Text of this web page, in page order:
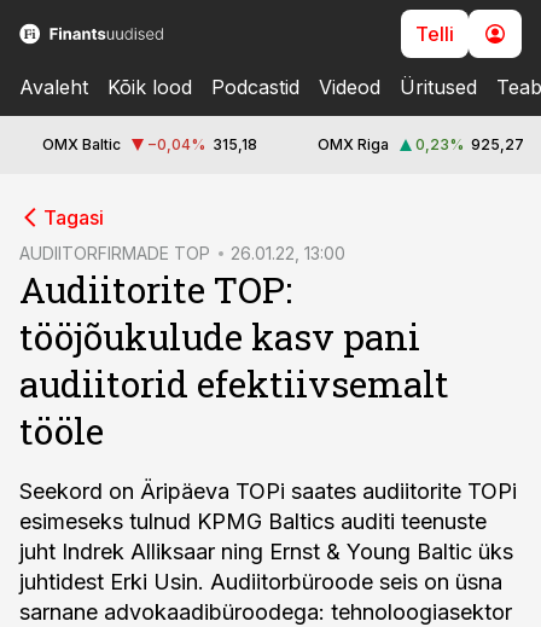
Telli
Avaleht Kõik lood Podcastid Videod Üritused
OMX Baltic −0,04% 315,18 OMX Riga 0,23% 925,27
Tagasi
AUDIITORFIRMADE TOP 26.01.22, 13:00
Audiitorite TOP:
tööjõukulude kasv pani
audiitorid efektiivsemalt
tööle
Seekord on Äripäeva TOPi saates audiitorite TOPi
esimeseks tulnud KPMG Baltics auditi teenuste
juht Indrek Alliksaar ning Ernst & Young Baltic üks
juhtidest Erki Usin. Audiitorbüroode seis on üsna
sarnane advokaadibüroodega: tehnoloogiasektor